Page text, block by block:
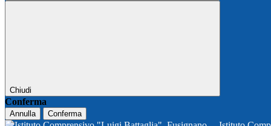
Chiudi
Conferma
Annulla Conferma